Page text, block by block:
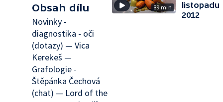
Obsah dílu
Novinky -
diagnostika - oči
(dotazy) — Vica
Kerekeš —
Grafologie -
Štěpánka Čechová
(chat) — Lord of the
89 min
listopadu
2012